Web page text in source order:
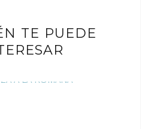
TE PUEDE
A LA ROMANA